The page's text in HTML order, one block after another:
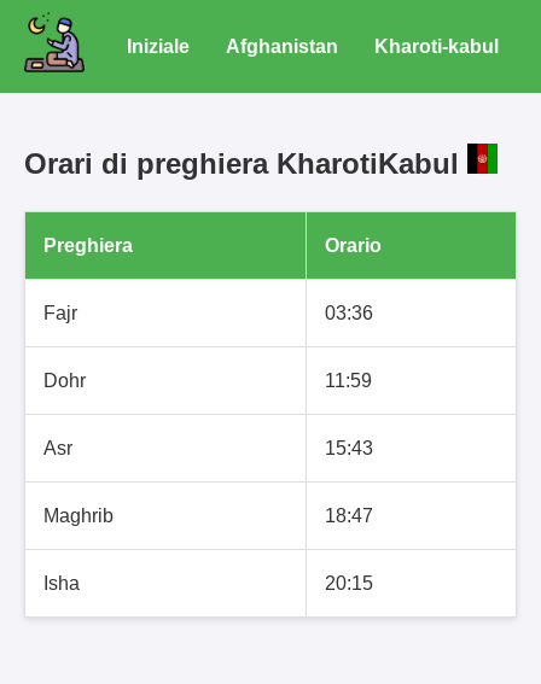
Iniziale Afghanistan Kharoti-kabul
Orari di preghiera KharotiKabul
Preghiera Orario
Fajr 03:36
Dohr 11:59
Asr 15:43
Maghrib 18:47
Isha 20:15